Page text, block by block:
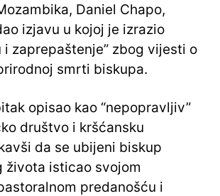
Daniel Chapo,
izjavu u kojoj je izrazio
i zaprepaštenje” zbog vijesti o
smrti biskupa.
opisao kao “nepopravljiv”
društvo i kršćansku
da se ubijeni biskup
života isticao svojom
predanošću i